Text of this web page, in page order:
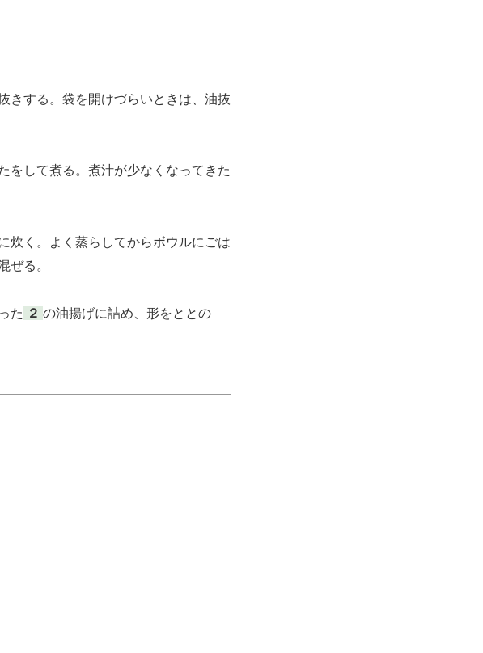
きする。袋を開けづらいときは、油抜
をして煮る。煮汁が少なくなってきた
炊く。よく蒸らしてからボウルにごは
ぜる。
た ２ の油揚げに詰め、形をととの